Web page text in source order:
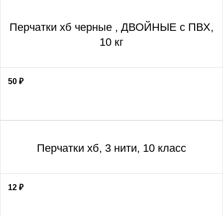
Перчатки хб черные , ДВОЙНЫЕ с ПВХ,
10 кг
50 ₽
Перчатки хб, 3 нити, 10 класс
12 ₽